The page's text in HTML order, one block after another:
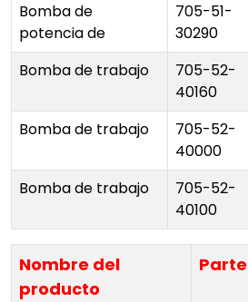
Bomba de
potencia de
705-51-
30290
Bomba de trabajo
705-52-
40160
Bomba de trabajo
705-52-
40000
Bomba de trabajo
705-52-
40100
Nombre del
producto